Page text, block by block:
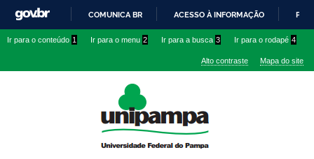
conteúdo
IR
O
COMUNICA BR ACESSO À INFORMAÇÃO
Ir para o conteúdo 1 Ir para o menu 2 Ir para a busca 3 Ir para o rodapé 4
Alto contraste Mapa do site